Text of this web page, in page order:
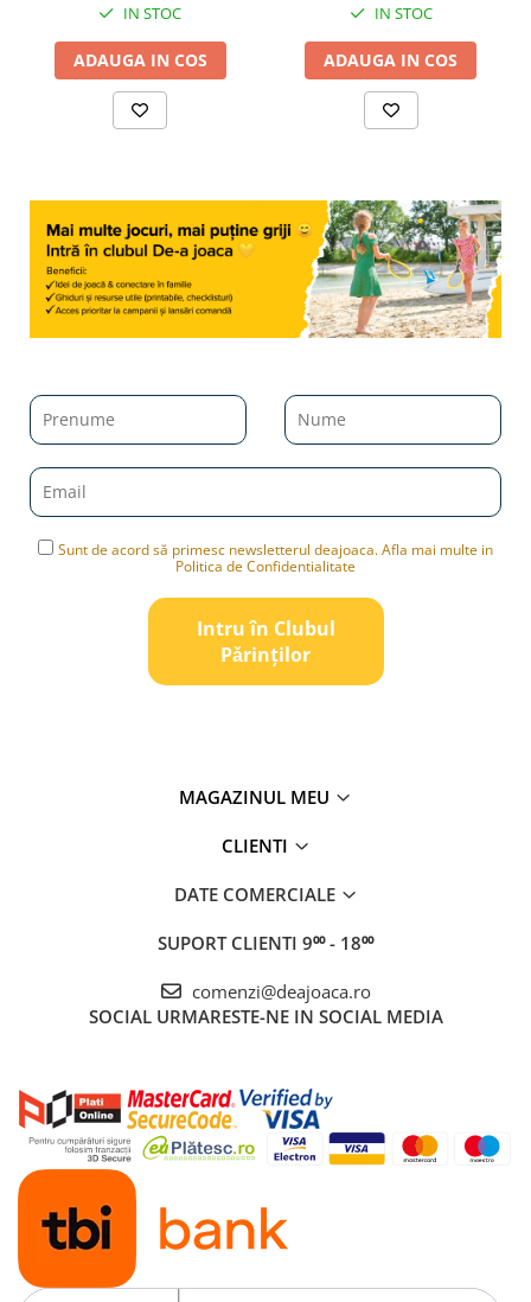
IN STOC
ADAUGA IN COS
IN STOC
ADAUGA IN COS
Sunt de acord să primesc newsletterul deajoaca. Afla mai multe in
Politica de Confidentialitate
Intru în Clubul
Pǎrinților
MAGAZINUL MEU
CLIENTI
DATE COMERCIALE
SUPORT CLIENTI 9⁰⁰ - 18⁰⁰
comenzi@deajoaca.ro
SOCIAL URMARESTE-NE IN SOCIAL MEDIA